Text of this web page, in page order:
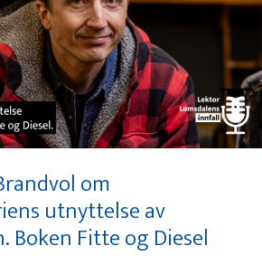
om
utnyttelse av
Boken Fitte og Diesel